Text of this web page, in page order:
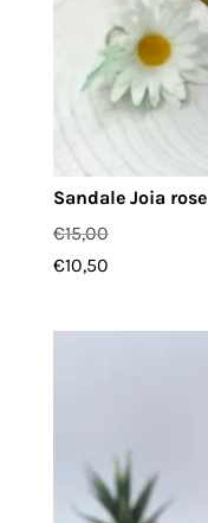
Sandale Joia rose
€15,00
€10,50